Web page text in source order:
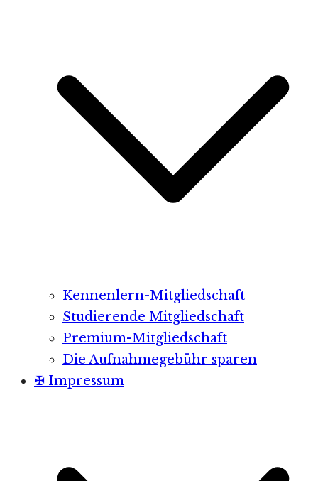
Kennenlern-Mitgliedschaft
Studierende Mitgliedschaft
Premium-Mitgliedschaft
Die Aufnahmegebühr sparen
✠ Impressum